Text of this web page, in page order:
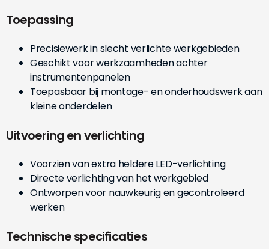
Toepassing
Precisiewerk in slecht verlichte werkgebieden
Geschikt voor werkzaamheden achter
instrumentenpanelen
Toepasbaar bij montage- en onderhoudswerk aan
kleine onderdelen
Uitvoering en verlichting
Voorzien van extra heldere LED-verlichting
Directe verlichting van het werkgebied
Ontworpen voor nauwkeurig en gecontroleerd
werken
Technische specificaties